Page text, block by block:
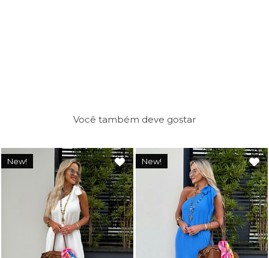
Você também deve gostar
New! New!